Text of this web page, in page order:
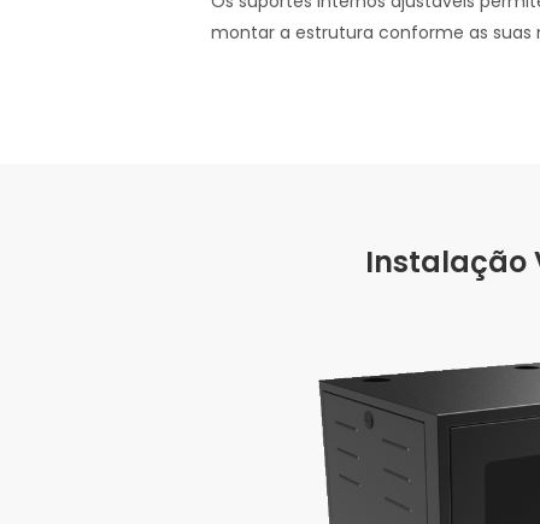
montar a estrutura conforme as suas
Instalação